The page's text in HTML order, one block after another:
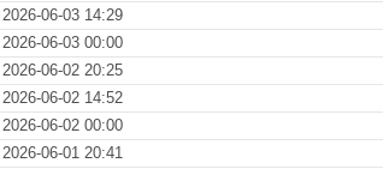
2026-06-03 14:29
2026-06-03 00:00
2026-06-02 20:25
2026-06-02 14:52
2026-06-02 00:00
2026-06-01 20:41